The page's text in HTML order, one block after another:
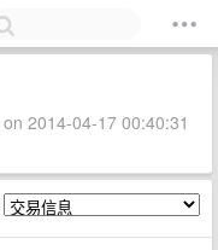
2014-04-17 00:40:31